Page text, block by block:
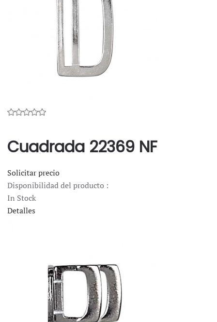
Cuadrada 22369 NF
Solicitar precio
Disponibilidad del producto :
In Stock
Detalles